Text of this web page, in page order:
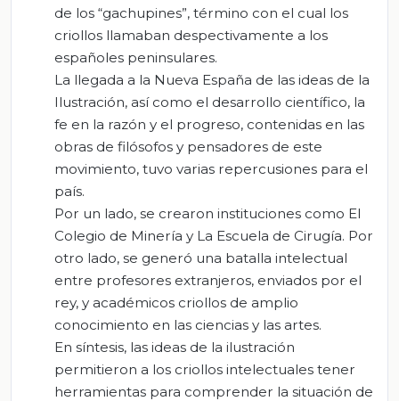
de los “gachupines”, término con el cual los
criollos llamaban despectivamente a los
españoles peninsulares.
La llegada a la Nueva España de las ideas de la
Ilustración, así como el desarrollo científico, la
fe en la razón y el progreso, contenidas en las
obras de filósofos y pensadores de este
movimiento, tuvo varias repercusiones para el
país.
Por un lado, se crearon instituciones como El
Colegio de Minería y La Escuela de Cirugía. Por
otro lado, se generó una batalla intelectual
entre profesores extranjeros, enviados por el
rey, y académicos criollos de amplio
conocimiento en las ciencias y las artes.
En síntesis, las ideas de la ilustración
permitieron a los criollos intelectuales tener
herramientas para comprender la situación de